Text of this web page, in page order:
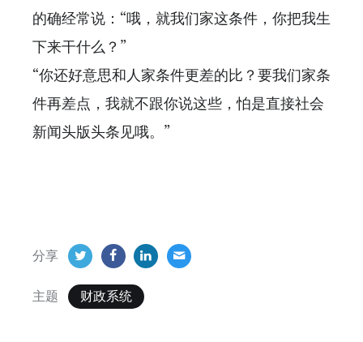
的确经常说：“哦，就我们家这条件，你把我生
下来干什么？”
“你还好意思和人家条件更差的比？要我们家条
件再差点，我就不跟你说这些，怕是直接社会
新闻头版头条见哦。”
分享
主题 财政系统